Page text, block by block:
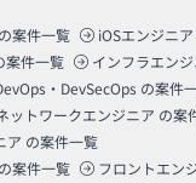
の案件一覧 iOSエンジニア
案件一覧 インフラエン
・DevSecOps の案件
ットワークエンジニア の案
ア の案件一覧
の案件一覧 フロントエン